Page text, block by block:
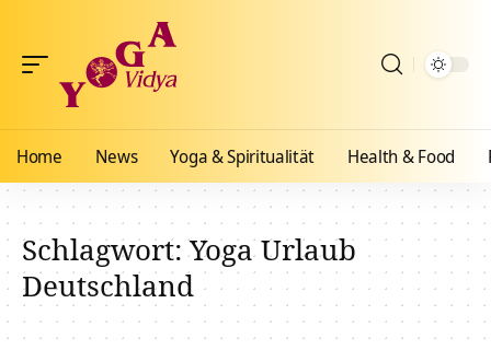
Home News Yoga & Spiritualität Health & Food
Schlagwort:Yoga Urlaub
Deutschland